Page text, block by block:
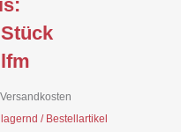
/ Bestellartikel